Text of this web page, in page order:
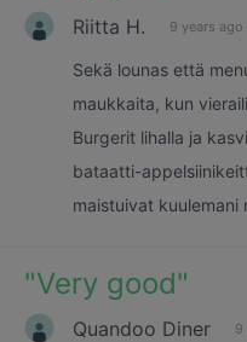
Riitta H. 9 years ago
Sekä lounas että
maukkaita, kun
Burgerit lihalla ja
bataatti-
maistuivat kuulemani
"Very good"
Quandoo Diner 9